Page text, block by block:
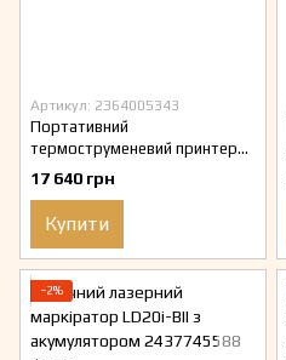
Артикул: 2364005343
Портативний
термоструменевий принтер
Bentsai BT – HH6205 B
17 640 грн
Купити
−2%